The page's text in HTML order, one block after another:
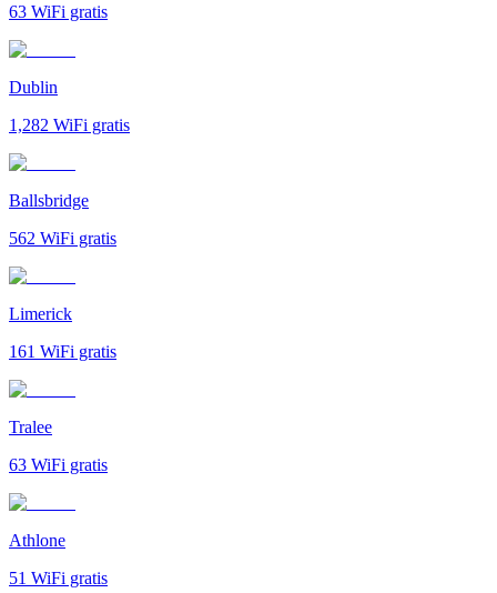
63 WiFi gratis
Dublin
1,282 WiFi gratis
Ballsbridge
562 WiFi gratis
Limerick
161 WiFi gratis
Tralee
63 WiFi gratis
Athlone
51 WiFi gratis